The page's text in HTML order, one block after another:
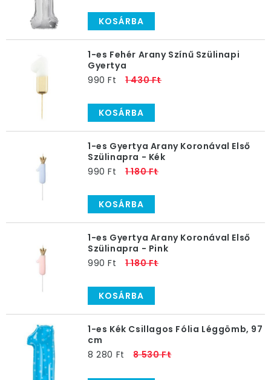
KOSÁRBA
1-es Fehér Arany Színű Szülinapi
Gyertya
990 Ft
1 430 Ft
KOSÁRBA
1-es Gyertya Arany Koronával Első
Szülinapra - Kék
990 Ft
1 180 Ft
KOSÁRBA
1-es Gyertya Arany Koronával Első
Szülinapra - Pink
990 Ft
1 180 Ft
KOSÁRBA
1-es Kék Csillagos Fólia Léggömb, 97
cm
8 280 Ft
8 530 Ft